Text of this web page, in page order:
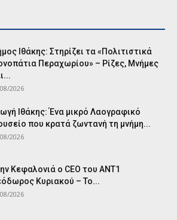
Ιθάκης: Στηρίζει τα «Πολιτιστικά
Περαχωρίου» – Ρίζες, Μνήμες
2026
Ιθάκης: Ένα μικρό Λαογραφικό
που κρατά ζωντανή τη μνήμη...
2026
Κεφαλονιά ο CEO του ANT1
Κυριακού – Το...
2026